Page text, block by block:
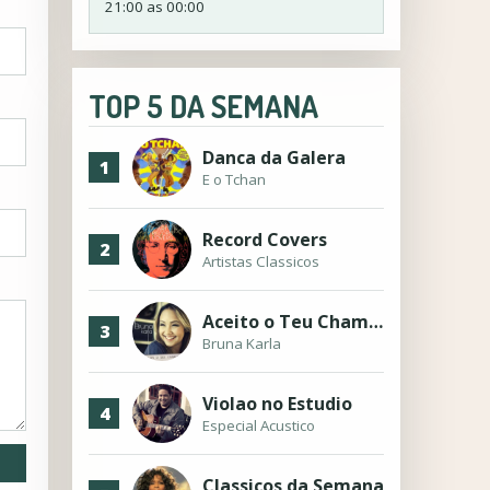
21:00 as 00:00
TOP 5 DA SEMANA
1 Danca da Galera
E o Tchan
2 Record Covers
Artistas Classicos
3 Aceito o Teu Chamado
Bruna Karla
4 Violao no Estudio
Especial Acustico